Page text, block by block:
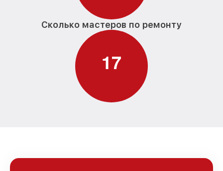
Сколько мастеров по ремонту
17